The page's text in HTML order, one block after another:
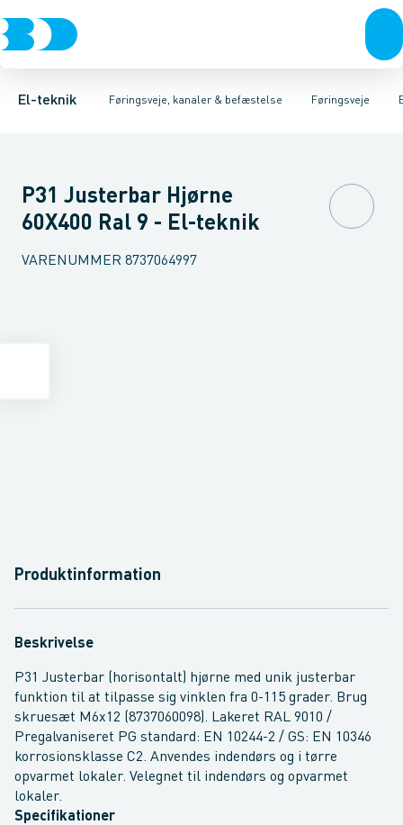
El-teknik Føringsveje, kanaler & befæstelse
Afbrydere, stikkontakter & lampeudtagForgreningsmateriel
Føringsveje
Føringsveje Installationskanaler for gulvInstallationskanaler
Gitterbakke Endestykke til kabelbakkeMontageplade til
P31 Justerbar Hjørne
60X400 Ral 9 - El-teknik
VARENUMMER 8737064997
Produktinformation
Beskrivelse
P31 Justerbar (horisontalt) hjørne med unik justerbar
funktion til at tilpasse sig vinklen fra 0-115 grader. Brug
skruesæt M6x12 (8737060098). Lakeret RAL 9010 /
Pregalvaniseret PG standard: EN 10244-2 / GS: EN 10346
korrosionsklasse C2. Anvendes indendørs og i tørre
opvarmet lokaler. Velegnet til indendørs og opvarmet
lokaler.
Specifikationer